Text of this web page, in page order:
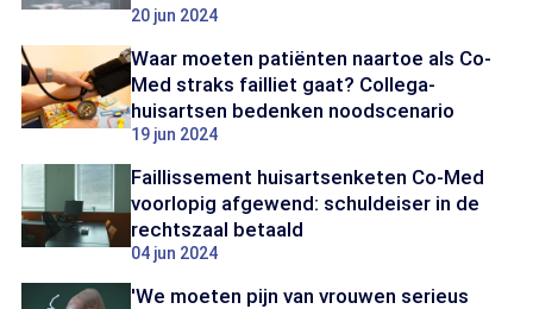
20 jun 2024
Waar moeten patiënten naartoe als Co-
Med straks failliet gaat? Collega-
huisartsen bedenken noodscenario
19 jun 2024
Faillissement huisartsenketen Co-Med
voorlopig afgewend: schuldeiser in de
rechtszaal betaald
04 jun 2024
'We moeten pijn van vrouwen serieus